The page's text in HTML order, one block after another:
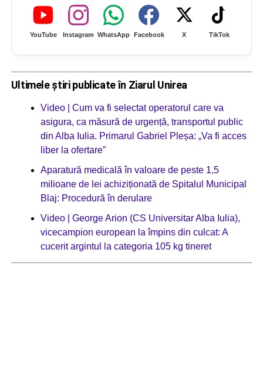
YouTube Instagram WhatsApp Facebook X TikTok
Ultimele știri publicate în Ziarul Unirea
Video | Cum va fi selectat operatorul care va
asigura, ca măsură de urgență, transportul public
din Alba Iulia. Primarul Gabriel Pleșa: „Va fi acces
liber la ofertare”
Aparatură medicală în valoare de peste 1,5
milioane de lei achiziționată de Spitalul Municipal
Blaj: Procedură în derulare
Video | George Arion (CS Universitar Alba Iulia),
vicecampion european la împins din culcat: A
cucerit argintul la categoria 105 kg tineret